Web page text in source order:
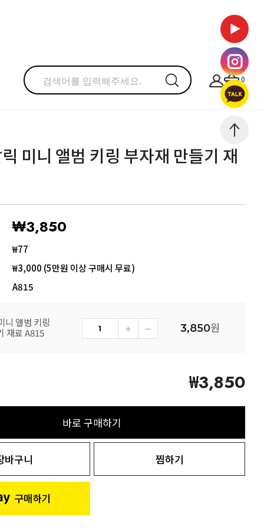
0
미니 앨범 키링 부자재 만들기 재
₩3,850
₩77
₩3,000 (5만원 이상 구매시 무료)
A815
니 앨범 키링
재료 A815
3,850원
₩3,850
바로 구매하기
바구니 찜하기